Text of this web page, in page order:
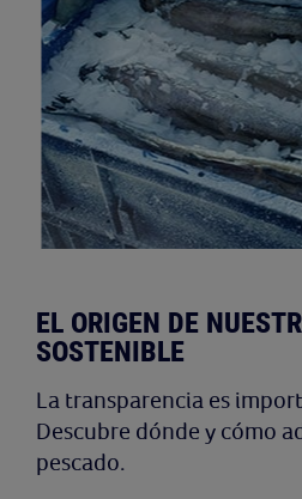
EL ORIGEN DE
SOSTENIBLE
La transparencia es
Descubre dónde y cómo
pescado.